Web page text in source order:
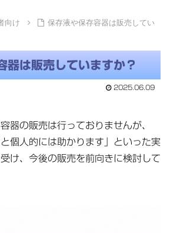
向け
保存液や保存容器は販売してい
器は販売していますか？
2025.06.09
器の販売は行っておりませんが、
と個人的には助かります」といった実
け、今後の販売を前向きに検討して